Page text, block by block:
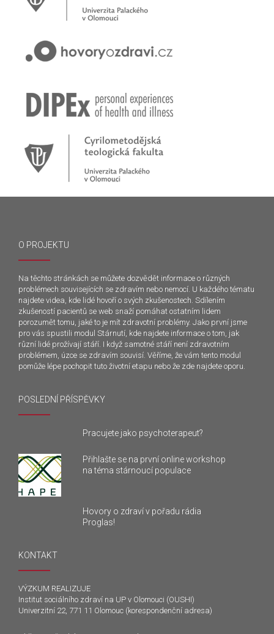
O PROJEKTU
Na těchto stránkách se můžete dozvědět informace o různých
problémech souvisejících se zdravím nebo nemocí. U každého tématu
najdete videa, kde lidé hovoří o svých zkušenostech. Sdílením
zkušeností pacientů se web snaží pomáhat ostatním lidem
porozumět tomu, jaké to je mít zdravotní problémy. Jako první jsme
pro vás spustili modul Stárnutí, kde najdete informace o tom, jak
různí lidé prožívají stáří. I když samotné stáří není zdravotním
problémem, úzce se zdravím souvisí. Věříme, že vám tento modul
pomůže lépe pochopit tuto životní etapu nebo že zde najdete oporu.
POSLEDNÍ PŘÍSPĚVKY
Pracujete jako psychoterapeut?
Přihlašte se na první online workshop
na téma stárnoucí populace
Hovory o zdraví v pořadu rádia
Proglas!
KONTAKT
VÝZKUM REALIZUJE
Institut sociálního zdraví na UP v Olomouci (OUSHI)
Univerzitní 22, 771 11 Olomouc (korespondenční adresa)